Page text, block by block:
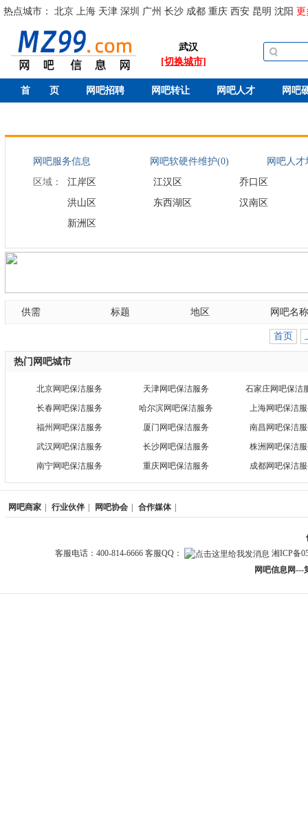
热点城市： 北京 上海 天津 深圳 广州 长沙 成都 重庆 西安 昆明 沈阳 更
武汉
[切换城市]
首 页 网吧招聘 网吧转让 网吧人才 网吧
网吧服务信息 网吧软硬件维护(0)
网吧人
区域：
江岸区 江汉区
乔口区
洪山区
东西湖区
汉南区
新洲区
供需 标题 地区 网吧名称
首页
热门网吧城市
北京网吧保洁服务 天津网吧保洁服务
石家庄网吧保洁
长春网吧保洁服务
哈尔滨网吧保洁服务
上海网吧保洁
福州网吧保洁服务
厦门网吧保洁服务
南昌网吧保洁
武汉网吧保洁服务
长沙网吧保洁服务
株洲网吧保洁
南宁网吧保洁服务
重庆网吧保洁服务 成都网吧保洁
网吧商家 行业伙伴 网吧协会 合作媒体
客服电话：400-814-6666 客服QQ：
湘ICP备
网吧信息网---